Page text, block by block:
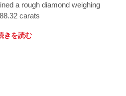
a rough diamond weighing
carats
きを読む